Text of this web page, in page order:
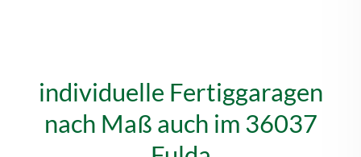
individuelle Fertiggaragen
nach Maß auch im 36037